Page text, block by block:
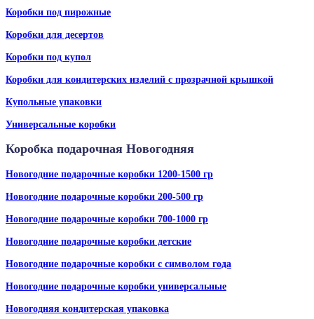
Коробки под пирожные
Коробки для десертов
Коробки под купол
Коробки для кондитерских изделий с прозрачной крышкой
Купольные упаковки
Универсальные коробки
Коробка подарочная Новогодняя
Новогодние подарочные коробки 1200-1500 гр
Новогодние подарочные коробки 200-500 гр
Новогодние подарочные коробки 700-1000 гр
Новогодние подарочные коробки детские
Новогодние подарочные коробки с символом года
Новогодние подарочные коробки универсальные
Новогодняя кондитерская упаковка